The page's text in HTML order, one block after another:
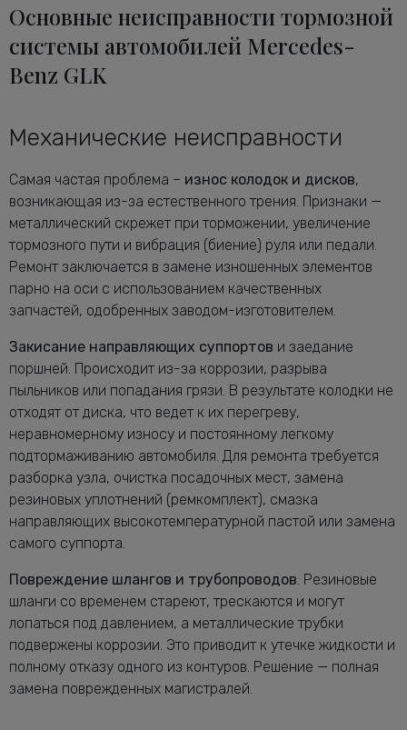
Основные неисправности тормозной
системы автомобилей Mercedes-
Benz GLK
Механические неисправности
Самая частая проблема – износ колодок и дисков,
возникающая из-за естественного трения. Признаки —
металлический скрежет при торможении, увеличение
тормозного пути и вибрация (биение) руля или педали.
Ремонт заключается в замене изношенных элементов
парно на оси с использованием качественных
запчастей, одобренных заводом-изготовителем.
Закисание направляющих суппортов и заедание
поршней. Происходит из-за коррозии, разрыва
пыльников или попадания грязи. В результате колодки не
отходят от диска, что ведет к их перегреву,
неравномерному износу и постоянному легкому
подтормаживанию автомобиля. Для ремонта требуется
разборка узла, очистка посадочных мест, замена
резиновых уплотнений (ремкомплект), смазка
направляющих высокотемпературной пастой или замена
самого суппорта.
Повреждение шлангов и трубопроводов . Резиновые
шланги со временем стареют, трескаются и могут
лопаться под давлением, а металлические трубки
подвержены коррозии. Это приводит к утечке жидкости и
полному отказу одного из контуров. Решение — полная
замена поврежденных магистралей.